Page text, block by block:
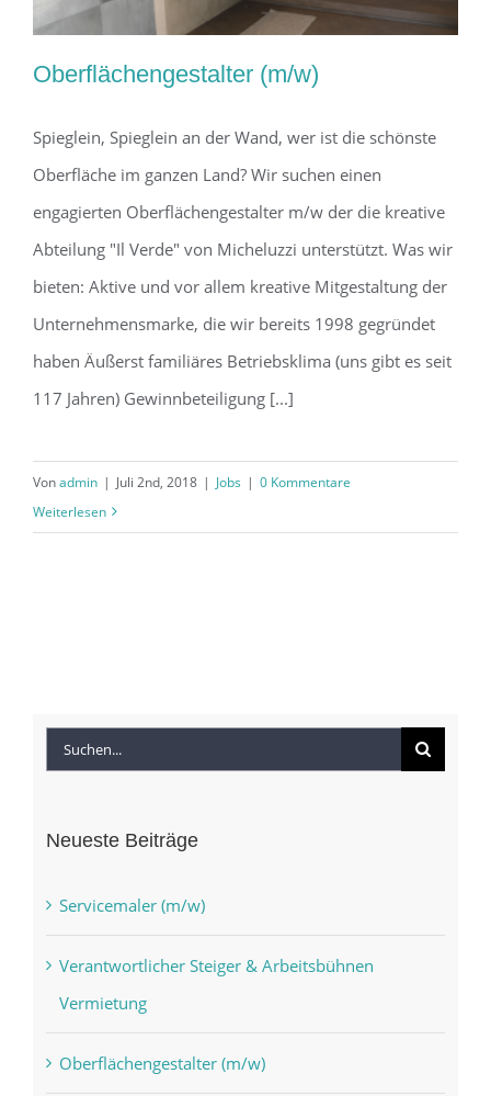
Oberflächengestalter (m/w)
Spieglein, Spieglein an der Wand, wer ist die schönste
Oberfläche im ganzen Land? Wir suchen einen
engagierten Oberflächengestalter m/w der die kreative
Abteilung "Il Verde" von Micheluzzi unterstützt. Was wir
bieten: Aktive und vor allem kreative Mitgestaltung der
Unternehmensmarke, die wir bereits 1998 gegründet
haben Äußerst familiäres Betriebsklima (uns gibt es seit
117 Jahren) Gewinnbeteiligung [...]
Vonadmin | Juli 2nd, 2018 | Jobs | 0 Kommentare
Weiterlesen
Suche
Neueste Beiträge
Servicemaler (m/w)
Verantwortlicher Steiger & Arbeitsbühnen
Vermietung
Oberflächengestalter (m/w)